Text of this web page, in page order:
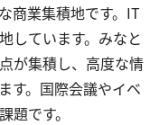
商業集積地です。IT
しています。みなと
が集積し、高度な情
す。国際会議やイベ
題です。